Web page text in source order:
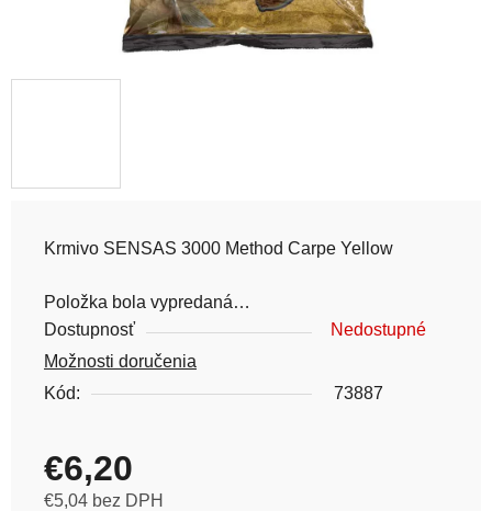
Krmivo SENSAS 3000 Method Carpe Yellow
Položka bola vypredaná…
Dostupnosť
Nedostupné
Možnosti doručenia
Kód:
73887
€6,20
€5,04 bez DPH